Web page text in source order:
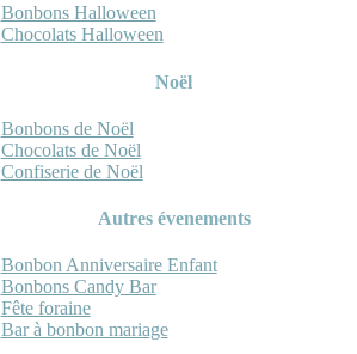
Bonbons Halloween
Chocolats Halloween
Noël
Bonbons de Noël
Chocolats de Noël
Confiserie de Noël
Autres évenements
Bonbon Anniversaire Enfant
Bonbons Candy Bar
Fête foraine
Bar à bonbon mariage